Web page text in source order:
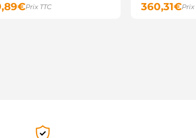
€Prix TTC 360,31€Prix